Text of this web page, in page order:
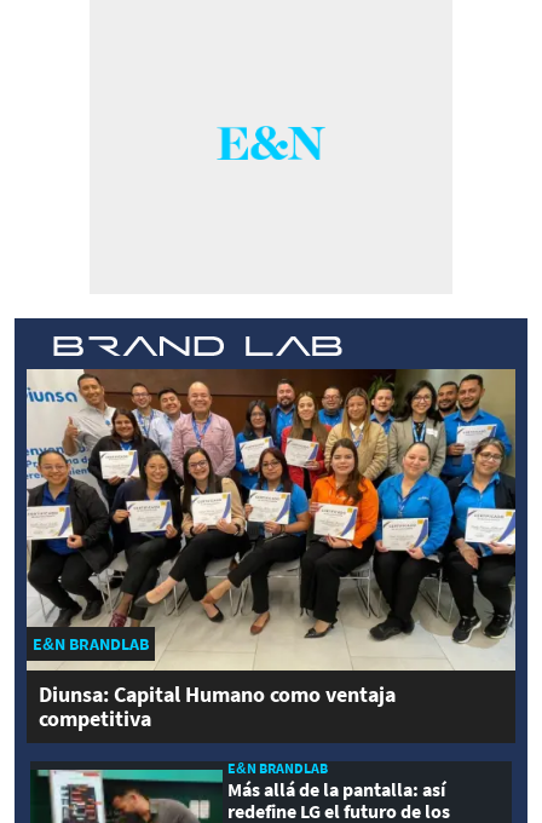
E&N BRANDLAB
Diunsa: Capital Humano como ventaja
competitiva
E&N BRANDLAB
Más allá de la pantalla: así
redefine LG el futuro de los